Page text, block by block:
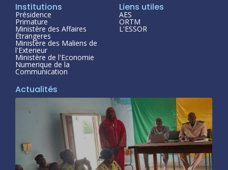
Institutions
Présidence
Primature
Ministère des Affaires
Étrangeres
Ministère des Maliens de
l'Exterieur
Ministère de l'Economie
Numerique de la
Communication
Liens utiles
AES
ORTM
L'ESSOR
Actualités